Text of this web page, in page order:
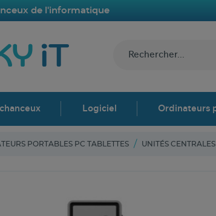
de l'informatique
Logiciel Ordinateurs
PORTABLES PC TABLETTES UNITÉS CENTRALES